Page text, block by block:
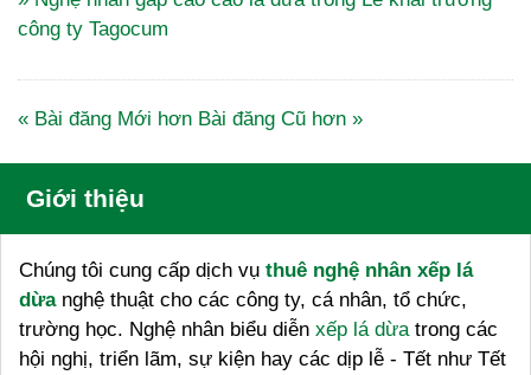
công ty Tagocum
« Bài đăng Mới hơn Bài đăng Cũ hơn »
Giới thiệu
Chúng tôi cung cấp dịch vụ thuê nghệ nhân xếp lá
dừanghệ thuật cho các công ty, cá nhân, tổ chức,
trường học. Nghệ nhân biểu diễn xếp lá dừa trong các
hội nghị, triển lãm, sự kiện hay các dịp lễ - Tết như Tết